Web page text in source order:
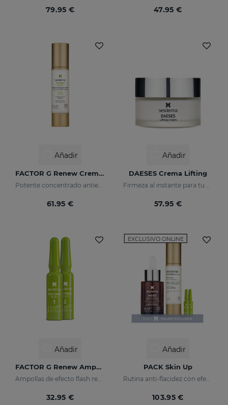
79.95 € 47.95 €
Añadir
FACTOR G Renew Crema Gel
61.95 €
Añadir
DAESES Crema Lifting
57.95 €
Añadir
FACTOR G Renew Ampollas Bioestimulantes
Ampollas de efecto flash reafirmante
32.95 €
EXCLUSIVO ONLINE
Añadir
PACK Skin Up
Rutina anti-flacidez con efecto tensor inmediato
103.95 €